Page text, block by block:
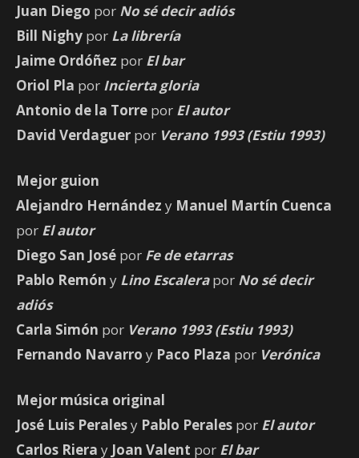
Juan Diego por No sé decir adiós
Bill Nighy por La librería
Jaime Ordóñez por El bar
Oriol Pla por Incierta gloria
Antonio de la Torre por El autor
David Verdaguer por Verano 1993 (Estiu 1993)
Mejor guion
Alejandro Hernández y Manuel Martín Cuenca
por El autor
Diego San José por Fe de etarras
Pablo Remón y Lino Escalera por No sé decir
adiós
Carla Simón por Verano 1993 (Estiu 1993)
Fernando Navarro y Paco Plaza por Verónica
Mejor música original
José Luis Peralesy Pablo Perales por El autor
Carlos Riera y Joan Valent por El bar